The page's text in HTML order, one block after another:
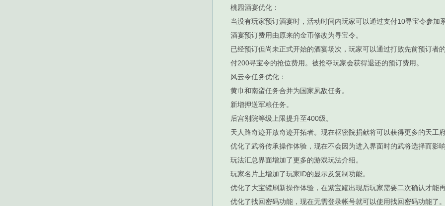
桃园酒宴优化：
当没有玩家预订酒宴时，活动时间内玩家可以通过支付10寻宝令参加
酒宴预订费用由原来的金币修改为寻宝令。
已经预订但尚未正式开始的酒宴场次，玩家可以通过打败先前预订者
付200寻宝令的抢位费用。被抢夺玩家会获得退还的预订费用。
风云令任务优化：
黄巾和南蛮任务合并为国家夙敌任务。
新增押送军粮任务。
后宫别院等级上限提升至400级。
天人路奇迹开放奇迹开拓者。现在枢密院捐献将可以获得更多的天工府
优化了武将传承操作体验，现在不会因为进入界面时的武将选择而影
玩法汇总界面增加了更多的游戏玩法介绍。
玩家名片上增加了玩家ID的显示及复制功能。
优化了大宝罐刷新操作体验，在紫宝罐出现后玩家需要二次确认才能再
优化了找回密码功能，现在无需登录帐号就可以使用找回密码功能了。